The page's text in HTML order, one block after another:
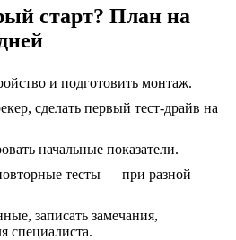
старт? План на
и подготовить монтаж.
сделать первый тест-драйв на
начальные показатели.
тесты — при разной
записать замечания,
специалиста.